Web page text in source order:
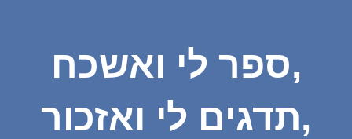
ספר לי ואשכח,
תדגים לי ואזכור,